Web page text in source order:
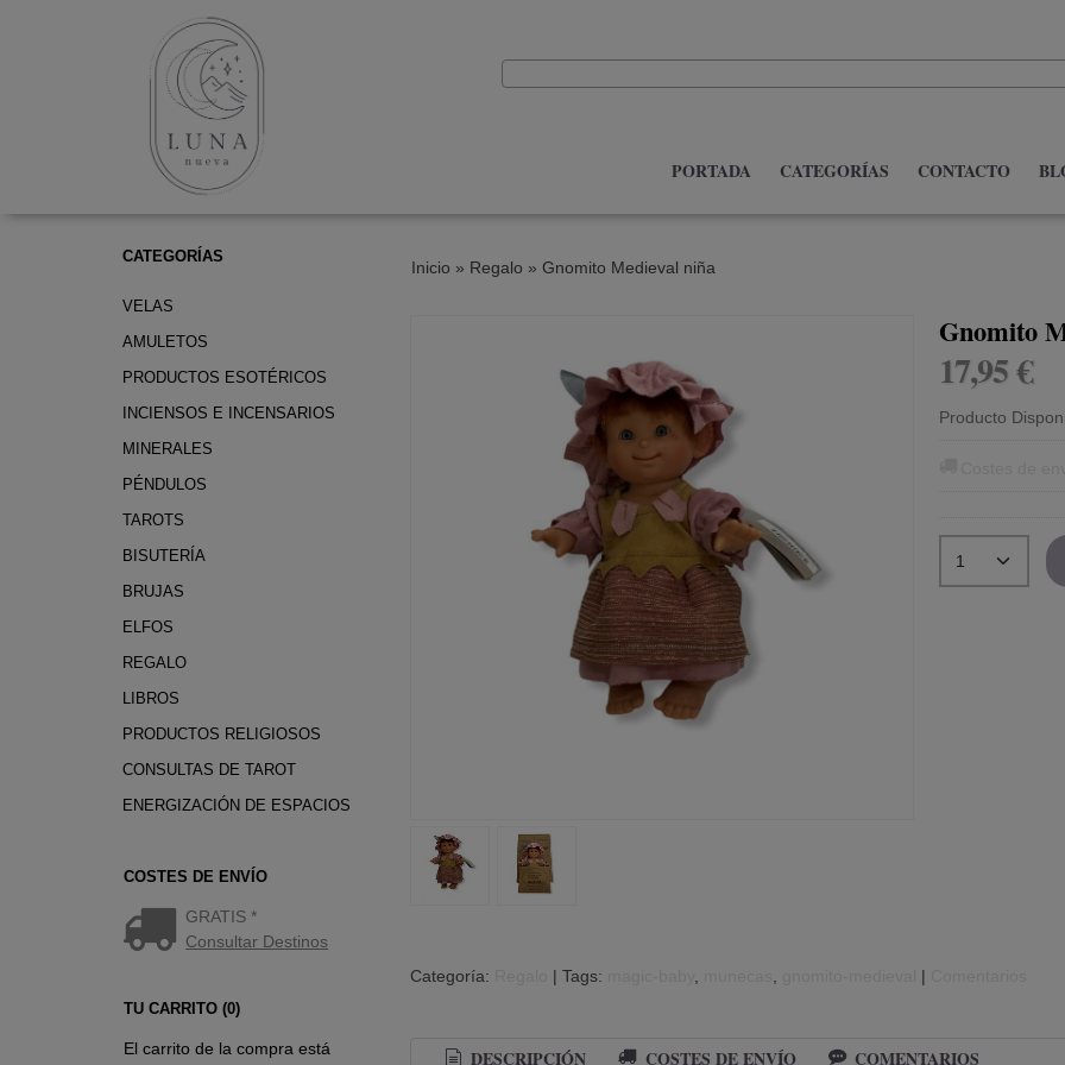
PORTADA CATEGORÍAS CONTACTO
CATEGORÍAS
VELAS
AMULETOS
PRODUCTOS ESOTÉRICOS
INCIENSOS E INCENSARIOS
MINERALES
PÉNDULOS
TAROTS
BISUTERÍA
BRUJAS
ELFOS
REGALO
LIBROS
PRODUCTOS RELIGIOSOS
CONSULTAS DE TAROT
ENERGIZACIÓN DE ESPACIOS
COSTES DE ENVÍO
GRATIS *
Consultar Destinos
TU CARRITO (0)
El carrito de la compra está
Inicio » Regalo » Gnomito Medieval niña
Gnomito
17,95 €
Producto
Categoría: | Tags: |
DESCRIPCIÓN COSTES DE ENVÍO COMENTARIOS